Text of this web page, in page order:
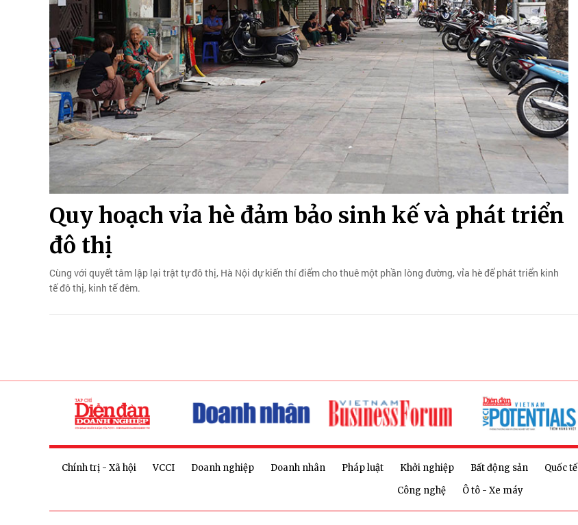
Quy hoạch vỉa hè đảm bảo sinh kế và phát triển
đô thị
Cùng với quyết tâm lập lại trật tự đô thị, Hà Nội dự kiến thí điểm cho thuê một phần lòng đường, vỉa hè để phát triển kinh
tế đô thị, kinh tế đêm.
Chính trị - Xã hội VCCI Doanh nghiệp Doanh nhân Pháp luật Khởi nghiệp Bất động sản Quốc tế
Công nghệ
Ô tô - Xe máy